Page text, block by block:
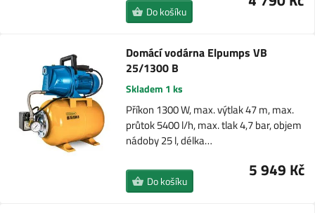
Do košíku
Domácí vodárna Elpumps VB
25/1300 B
Skladem 1 ks
Příkon 1300 W, max. výtlak 47 m, max.
průtok 5400 l/h, max. tlak 4,7 bar, objem
nádoby 25 l, délka…
5 949 Kč
Do košíku